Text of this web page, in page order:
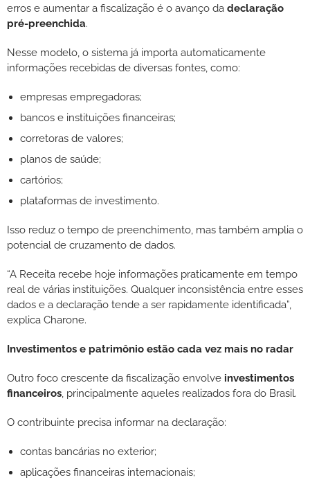
erros e aumentar a fiscalização é o avanço da declaração
pré-preenchida.
Nesse modelo, o sistema já importa automaticamente
informações recebidas de diversas fontes, como:
empresas empregadoras;
bancos e instituições financeiras;
corretoras de valores;
planos de saúde;
cartórios;
plataformas de investimento.
Isso reduz o tempo de preenchimento, mas também amplia o
potencial de cruzamento de dados.
“A Receita recebe hoje informações praticamente em tempo
real de várias instituições. Qualquer inconsistência entre esses
dados e a declaração tende a ser rapidamente identificada”,
explica Charone.
Investimentos e patrimônio estão cada vez mais no radar
Outro foco crescente da fiscalização envolve investimentos
financeiros, principalmente aqueles realizados fora do Brasil.
O contribuinte precisa informar na declaração:
contas bancárias no exterior;
aplicações financeiras internacionais;